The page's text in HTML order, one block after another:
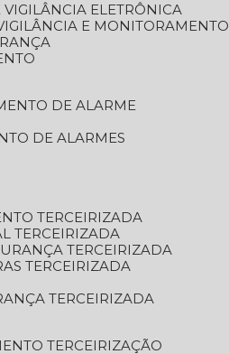
VIGILÂNCIA ELETRÔNICA
VIGILÂNCIA E MONITORAMENTO
DE ALARME
DE ALARMES
TERCEIRIZADA
TERCEIRIZADA
TERCEIRIZADA
TERCEIRIZADA
TERCEIRIZADA
TERCEIRIZAÇÃO